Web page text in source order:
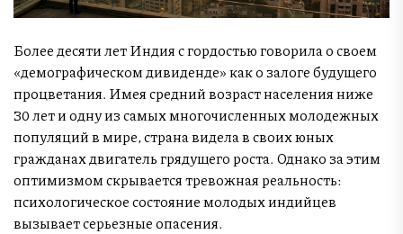
Более десяти лет Индия с гордостью говорила о своем
«демографическом дивиденде» как о залоге будущего
процветания. Имея средний возраст населения ниже
30 лет и одну из самых многочисленных молодежных
популяций в мире, страна видела в своих юных
гражданах двигатель грядущего роста. Однако за этим
оптимизмом скрывается тревожная реальность:
психологическое состояние молодых индийцев
вызывает серьезные опасения.